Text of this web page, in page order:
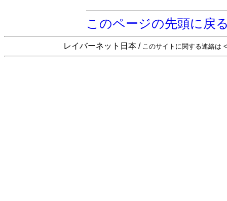
このページの先頭に戻
レイバーネット日本 / このサイトに関する連絡は